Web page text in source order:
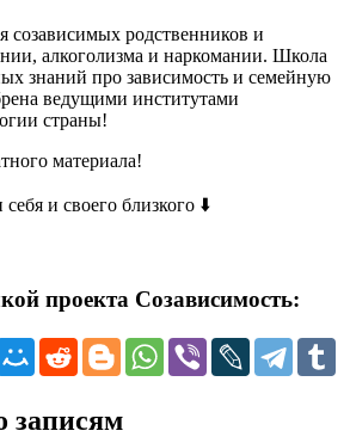
созависимых родственников и
алкоголизма и наркомании. Школа
знаний про зависимость и семейную
ведущими институтами
страны!
материала!
и своего близкого ⬇️
проекта Созависимость:
записям